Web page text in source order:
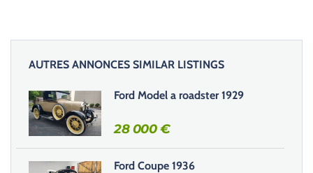
s
e
r
c
e
AUTRES ANNONCES SIMILAR LISTINGS
Ford Model a roadster 1929
28 000€
Ford Coupe 1936